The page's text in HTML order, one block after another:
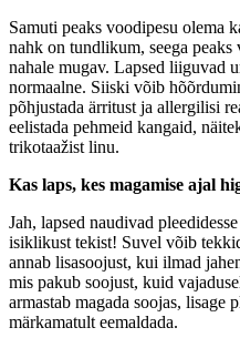
Samuti peaks voodipesu olema
nahk on tundlikum, seega peaks
nahale mugav. Lapsed liiguvad
normaalne. Siiski võib
põhjustada ärritust ja allergilisi
eelistada pehmeid kangaid,
trikotaažist linu.
Kas laps, kes magamise ajal
Jah, lapsed naudivad
isiklikust tekist! Suvel võib
annab lisasoojust, kui ilmad
mis pakub soojust, kuid
armastab magada soojas, lisage
märkamatult eemaldada.